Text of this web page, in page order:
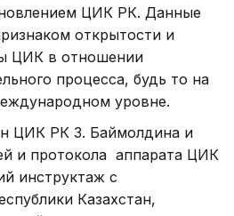
ЦИК РК. Данные
открытости и
ЦИК в отношении
процесса, будь то на
уровне.
ЦИК РК З. Баймолдина и
и протокола аппарата ЦИК
инструктаж с
Казахстан,